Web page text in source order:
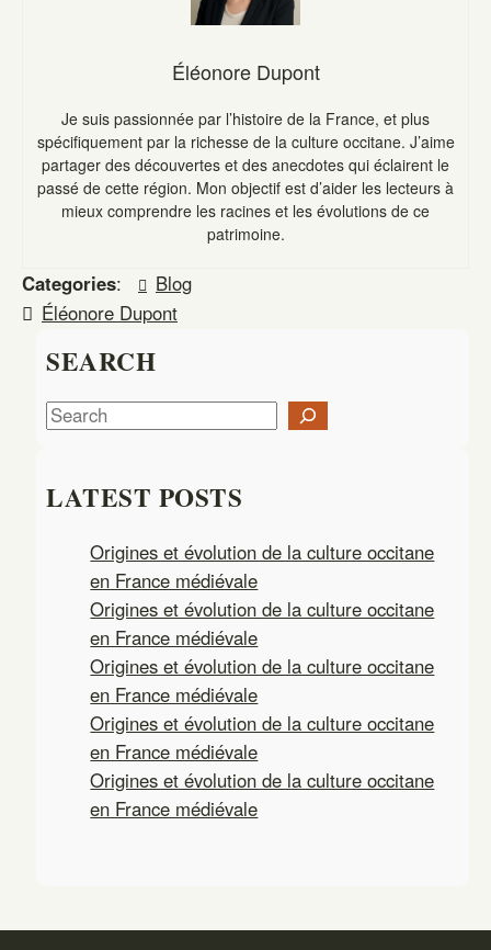
Éléonore Dupont
Je suis passionnée par l’histoire de la France, et plus
spécifiquement par la richesse de la culture occitane. J’aime
partager des découvertes et des anecdotes qui éclairent le
passé de cette région. Mon objectif est d’aider les lecteurs à
mieux comprendre les racines et les évolutions de ce
patrimoine.
Categories:
Blog
Éléonore Dupont
SEARCH
S
r
LATEST POSTS
Origines et évolution de la culture occitane
en France médiévale
Origines et évolution de la culture occitane
en France médiévale
Origines et évolution de la culture occitane
en France médiévale
Origines et évolution de la culture occitane
en France médiévale
Origines et évolution de la culture occitane
en France médiévale